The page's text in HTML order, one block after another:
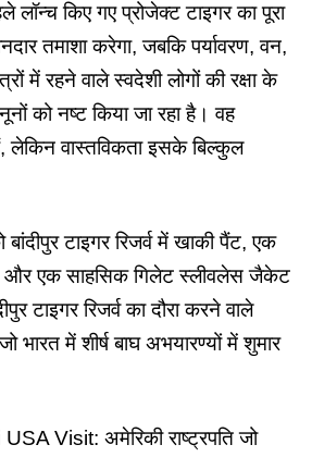
लॉन्च किए गए प्रोजेक्ट टाइगर का पूरा
तमाशा करेगा, जबकि पर्यावरण, वन,
में रहने वाले स्वदेशी लोगों की रक्षा के
को नष्ट किया जा रहा है। वह
लेकिन वास्तविकता इसके बिल्कुल
बांदीपुर टाइगर रिजर्व में खाकी पैंट, एक
और एक साहसिक गिलेट स्लीवलेस जैकेट
टाइगर रिजर्व का दौरा करने वाले
भारत में शीर्ष बाघ अभयारण्यों में शुमार
Visit: अमेरिकी राष्ट्रपति जो